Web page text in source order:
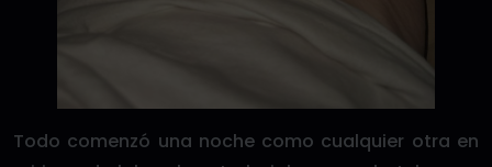
Todo comenzó una noche como cualquier otra en